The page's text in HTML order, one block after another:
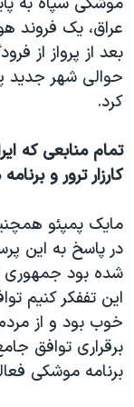
بعد از پرواز از
کرد.
تمام منابعی که
کارزار ترور و
مایک پمپئو
در پاسخ به این
شده بود جمهوری
این تففکر کنیم
خوب بود و از
برقراری توافق
برنامه موشکی